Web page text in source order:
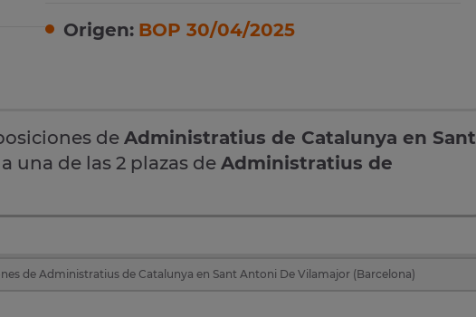
Origen: BOP 30/04/2025
de Administratius de Catalunya en Sant
una de las 2 plazas de Administratius de
de Administratius de Catalunya en Sant Antoni De Vilamajor (Barcelona)